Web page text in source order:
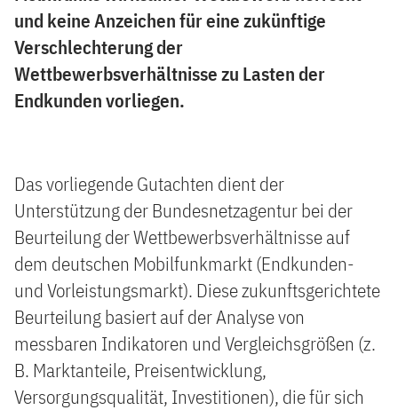
und keine Anzeichen für eine zukünftige
Verschlechterung der
Wettbewerbsverhältnisse zu Lasten der
Endkunden vorliegen.
Das vorliegende Gutachten dient der
Unterstützung der Bundesnetzagentur bei der
Beurteilung der Wettbewerbsverhältnisse auf
dem deutschen Mobilfunkmarkt (Endkunden-
und Vorleistungsmarkt). Diese zukunftsgerichtete
Beurteilung basiert auf der Analyse von
messbaren Indikatoren und Vergleichsgrößen (z.
B. Marktanteile, Preisentwicklung,
Versorgungsqualität, Investitionen), die für sich